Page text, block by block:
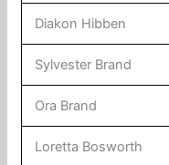
Diakon Hibben
Sylvester Brand
Ora Brand
Loretta Bosworth